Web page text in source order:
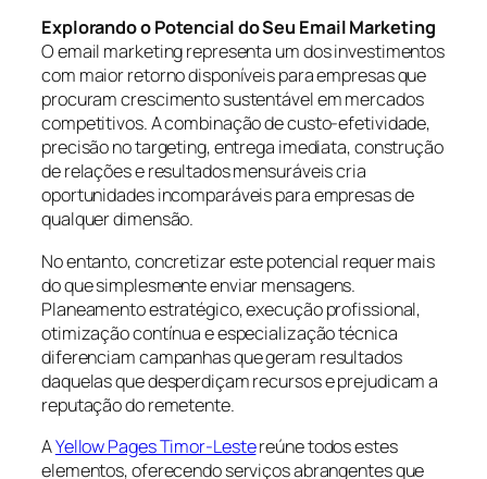
Explorando o Potencial do Seu Email Marketing
O email marketing representa um dos investimentos
com maior retorno disponíveis para empresas que
procuram crescimento sustentável em mercados
competitivos. A combinação de custo-efetividade,
precisão no targeting, entrega imediata, construção
de relações e resultados mensuráveis cria
oportunidades incomparáveis para empresas de
qualquer dimensão.
No entanto, concretizar este potencial requer mais
do que simplesmente enviar mensagens.
Planeamento estratégico, execução profissional,
otimização contínua e especialização técnica
diferenciam campanhas que geram resultados
daquelas que desperdiçam recursos e prejudicam a
reputação do remetente.
AYellow Pages Timor-Lestereúne todos estes
elementos, oferecendo serviços abrangentes que